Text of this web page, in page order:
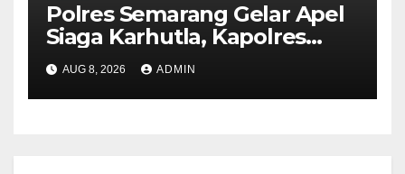
Polres Semarang Gelar Apel
Siaga Karhutla, Kapolres
Tekankan Sinergi dan
Kesiapsiagaan Hadapi Musim
Kemarau.
AUG 8, 2026 ADMIN